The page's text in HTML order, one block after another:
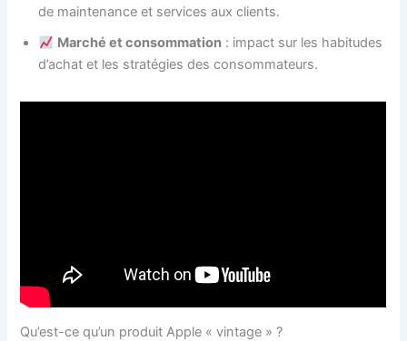
de maintenance et services aux clients.
Marché et consommation : impact sur les habitudes
d’achat et les stratégies des consommateurs.
Qu’est-ce qu’un produit Apple « vintage » ?